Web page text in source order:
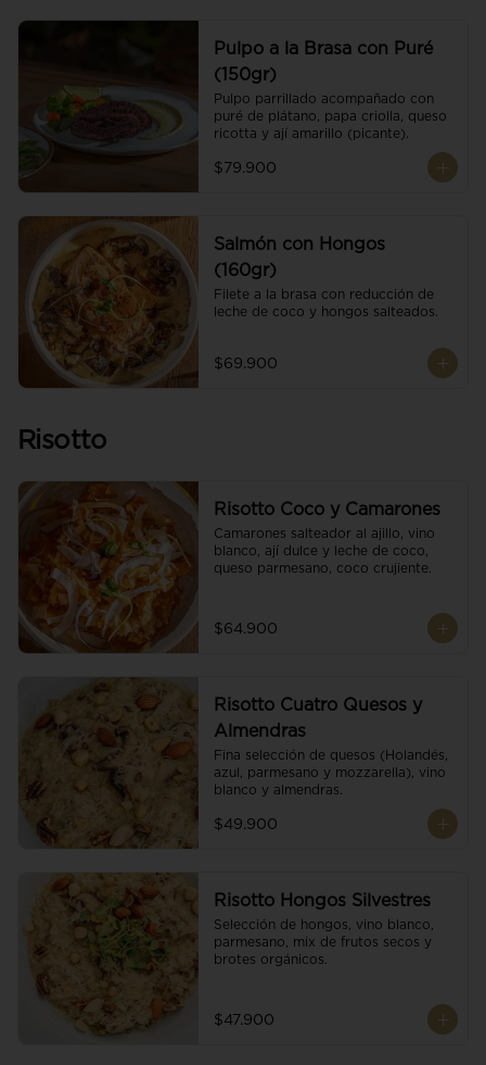
Pulpo a la Brasa con Puré
(150gr)
Pulpo parrillado acompañado con
puré de plátano, papa criolla, queso
ricotta y ají amarillo (picante).
$79.900
Salmón con Hongos
(160gr)
Filete a la brasa con reducción de
leche de coco y hongos salteados.
$69.900
Risotto
Risotto Coco y Camarones
Camarones salteador al ajillo, vino
blanco, ají dulce y leche de coco,
queso parmesano, coco crujiente.
$64.900
Risotto Cuatro Quesos y
Almendras
Fina selección de quesos (Holandés,
azul, parmesano y mozzarella), vino
blanco y almendras.
$49.900
Risotto Hongos Silvestres
Selección de hongos, vino blanco,
parmesano, mix de frutos secos y
brotes orgánicos.
$47.900